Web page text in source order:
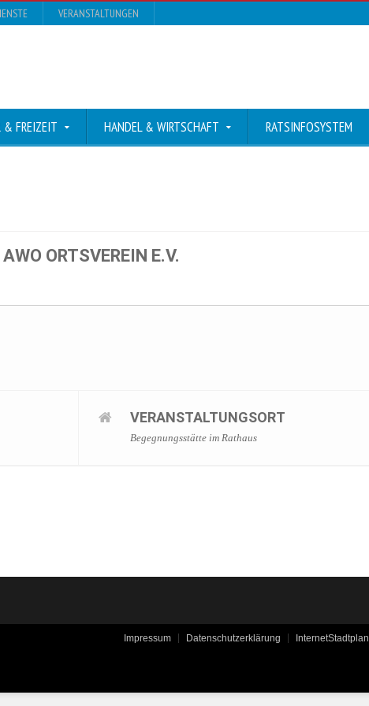
VERANSTALTUNGEN
& FREIZEIT HANDEL & WIRTSCHAFT RATSINFOSYSTEM
ORTSVEREIN E.V.
VERANSTALTUNGSORT
Begegnungsstätte im Rathaus
Impressum Datenschutzerklärung InternetStadtplan